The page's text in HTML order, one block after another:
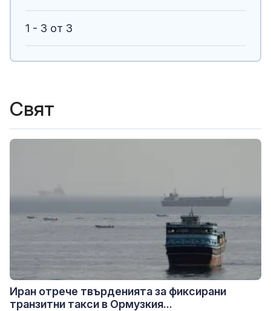
1 - 3 от 3
Свят
Иран отрече твърденията за фиксирани
транзитни такси в Ормузкия...